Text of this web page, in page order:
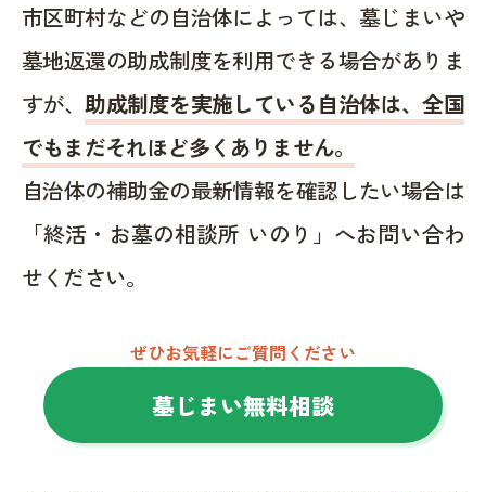
市区町村などの自治体によっては、墓じまいや
墓地返還の助成制度を利用できる場合がありま
すが、助成制度を実施している自治体は、全国
でもまだそれほど多くありません。
自治体の補助金の最新情報を確認したい場合は
「終活・お墓の相談所 いのり」へお問い合わ
せください。
ぜひお気軽にご質問ください
墓じまい無料相談